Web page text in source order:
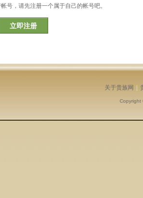
号，请先注册一个属于自己的帐号吧。
立即注册
关于贵族网